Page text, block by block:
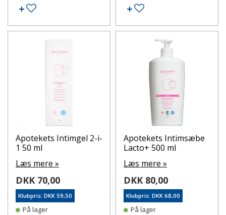
Tilføj til ønskeseddel Tilføj til ønskeseddel
Apotekets Intimgel 2-i-
1 50 ml
Læs mere »
DKK 70,00
Klubpris: DKK 59,50
På lager
Apotekets Intimsæbe
Lacto+ 500 ml
Læs mere »
DKK 80,00
Klubpris: DKK 68,00
På lager